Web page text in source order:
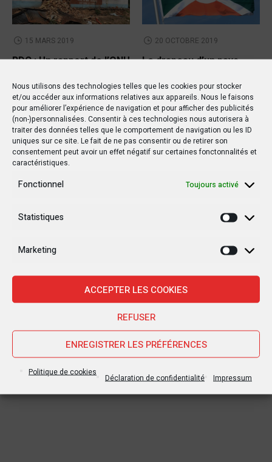
Nous utilisons des technologies telles que les cookies pour stocker
et/ou accéder aux informations relatives aux appareils. Nous le faisons
pour améliorer l’expérience de navigation et pour afficher des publicités
(non-)personnalisées. Consentir à ces technologies nous autorisera à
traiter des données telles que le comportement de navigation ou les ID
uniques sur ce site. Le fait de ne pas consentir ou de retirer son
consentement peut avoir un effet négatif sur certaines fonctonnalités et
caractéristiques.
Fonctionnel Toujours activé
Statistiques
Marketing
ACCEPTER LES COOKIES
REFUSER
ENREGISTRER LES PRÉFÉRENCES
Politique de cookies
Déclaration de confidentialité Impressum
15 MARS 2019
RDC : Un rapport de l’ONU
la violence à Yumbi
20 OCTOBRE 2019
Le drapeau d’un pays
Kivu !